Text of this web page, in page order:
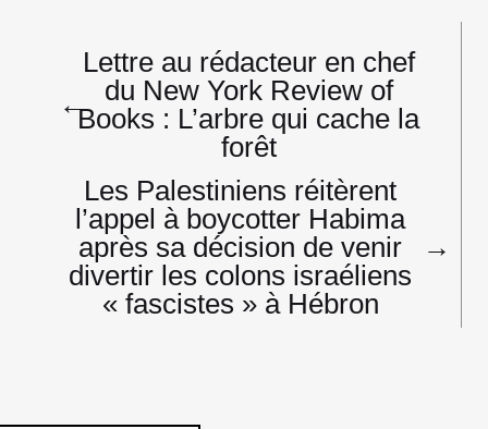
l’article
←
Lettre au rédacteur en chef
du New York Review of
Books : L’arbre qui cache la
forêt
Les Palestiniens réitèrent
l’appel à boycotter Habima
après sa décision de venir
divertir les colons israéliens
« fascistes » à Hébron
→